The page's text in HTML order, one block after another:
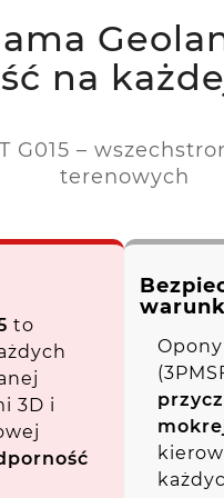
na
G015 –
terenowych
to
3D i